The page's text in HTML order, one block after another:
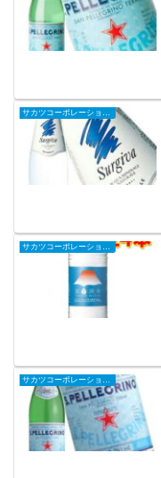
サカツコーポレーション楽天市場店
サカツコーポレーション楽天市場店